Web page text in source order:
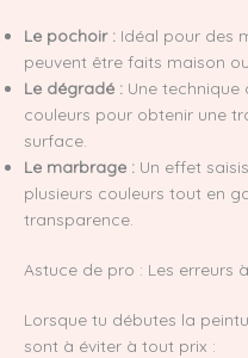
Le pochoir : Idéal pour des
peuvent être faits maison
Le dégradé : Une technique
couleurs pour obtenir une
surface.
Le marbrage : Un effet
plusieurs couleurs tout en
transparence.
Astuce de pro : Les erreurs
Lorsque tu débutes la
sont à éviter à tout prix :